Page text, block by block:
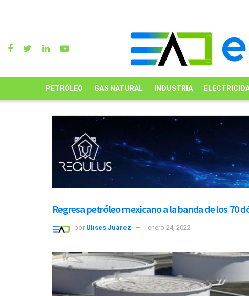
PETRÓLEO GAS NATURAL INDUSTRIA
Regresa petróleo mexicano a la banda de los 70
por Ulises Juárez enero 24, 2022